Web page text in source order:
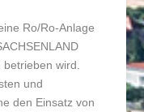
Ro/Ro-Anlage
wird.
und
den Einsatz von